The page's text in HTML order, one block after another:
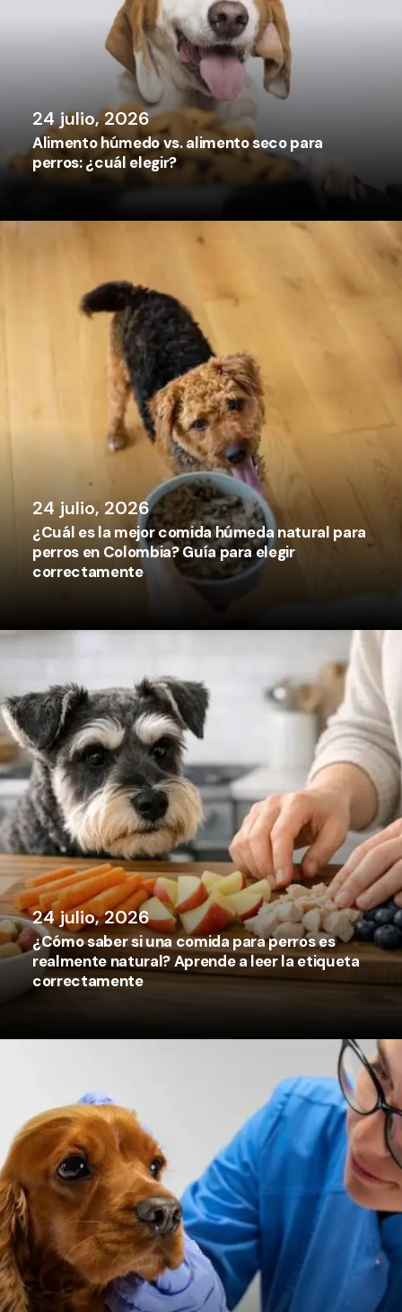
24 julio, 2026
Alimento húmedo vs. alimento seco para
perros: ¿cuál elegir?
24 julio, 2026
¿Cuál es la mejor comida húmeda natural para
perros en Colombia? Guía para elegir
correctamente
24 julio, 2026
¿Cómo saber si una comida para perros es
realmente natural? Aprende a leer la etiqueta
correctamente